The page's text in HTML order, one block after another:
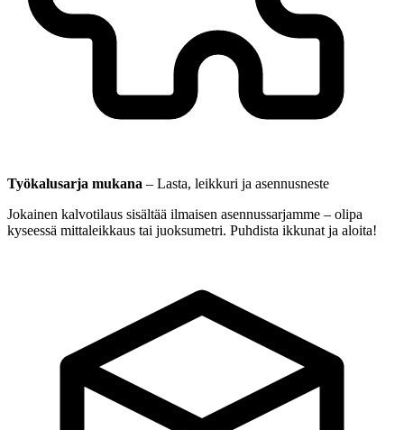
Työkalusarja mukana – Lasta, leikkuri ja asennusneste
Jokainen kalvotilaus sisältää ilmaisen asennussarjamme – olipa
kyseessä mittaleikkaus tai juoksumetri. Puhdista ikkunat ja aloita!